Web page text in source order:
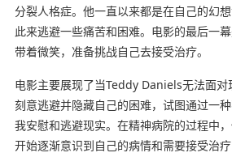
分裂人格症。他一直以来都是在自己的幻
此来逃避一些痛苦和困难。电影的最后一
带着微笑，准备挑战自己去接受治疗。
电影主要展现了当Teddy Daniels无法面对
刻意逃避并隐藏自己的困难，试图通过一
我安慰和逃避现实。在精神病院的过程中，
开始逐渐意识到自己的病情和需要接受治疗